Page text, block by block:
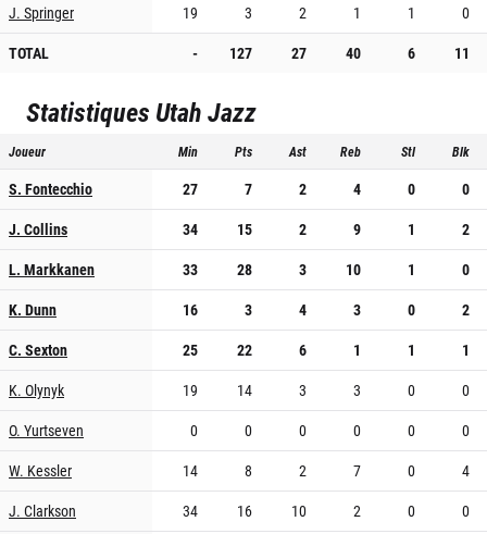
J. Springer
19 3 2 1 1
0
TOTAL
- 127 27 40 6 11
Statistiques Utah Jazz
Joueur Min Pts Ast Reb Stl Blk
S. Fontecchio 27 7 2 4 0
0
J. Collins
34 15 2 9 1
2
L. Markkanen
33 28 3 10 1
0
K. Dunn
16 3 4 3 0
2
C. Sexton
25 22 6 1 1
1
K. Olynyk
19 14 3 3 0
0
O. Yurtseven
0 0 0 0 0
0
W. Kessler
14 8 2 7 0
4
J. Clarkson
34 16 10 2 0
0